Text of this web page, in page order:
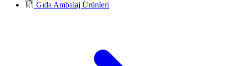
Gıda Ambalaj Ürünleri